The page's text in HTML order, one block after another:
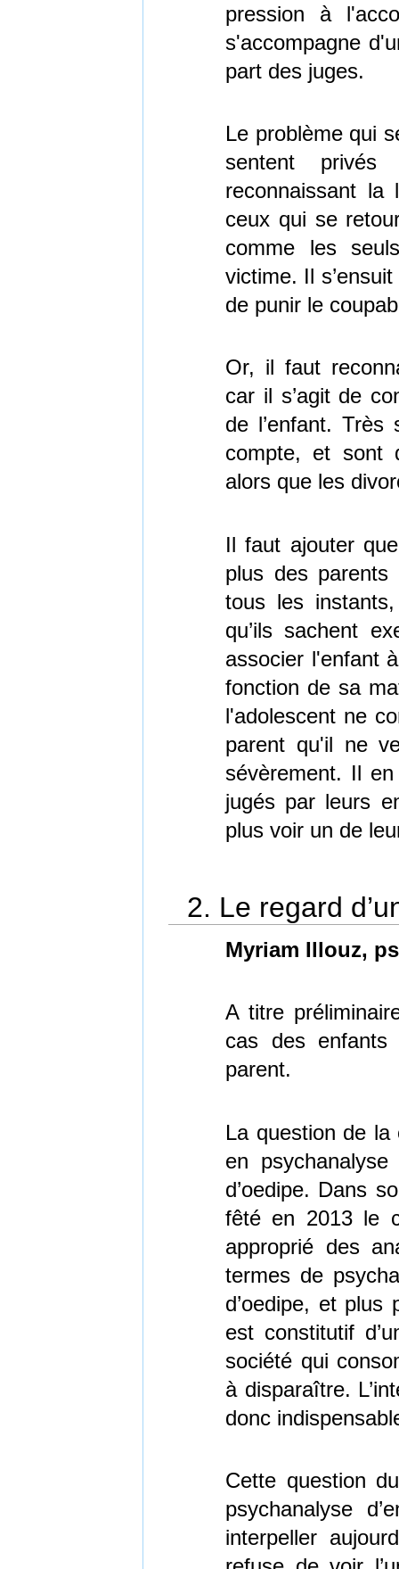
pression à
s'accompagne
part des juges.
Le problème qui
sentent privés
reconnaissant la
ceux qui se
comme les
victime. Il
de punir le
Or, il faut
car il s’agit de
de l’enfant.
compte, et sont
alors que les
Il faut ajouter
plus des parents
tous les
qu’ils sachent
associer l'enfant
fonction de sa
l'adolescent ne
parent qu'il ne
sévèrement. Il
jugés par leurs
plus voir un de
2. Le regard
Myriam Illouz,
A titre
cas des enfants
parent.
La question de la
en
d’oedipe. Dans
fêté en 2013 le
approprié des
termes de
d’oedipe, et plus
est constitutif
société qui
à disparaître.
donc
Cette question
psychanalyse
interpeller